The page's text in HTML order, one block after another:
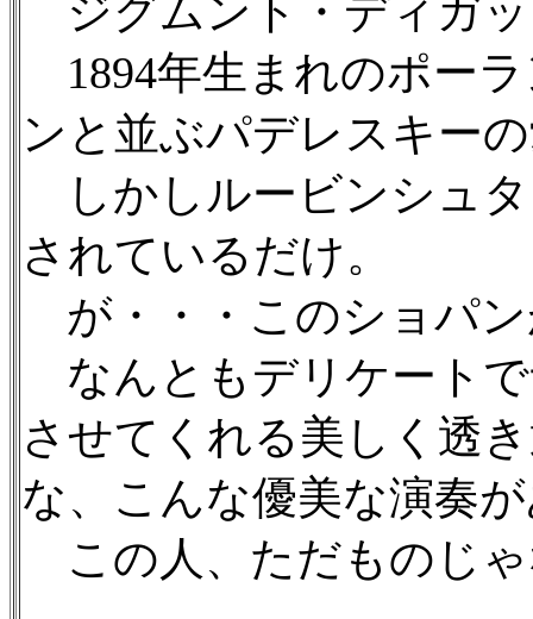
ジグムント・ディガ
1894年生まれのポー
ンと並ぶパデレスキー
しかしルービンシュタ
されているだけ。
が・・・このショパ
なんともデリケート
させてくれる美しく透
な、こんな優美な演奏
この人、ただものじ